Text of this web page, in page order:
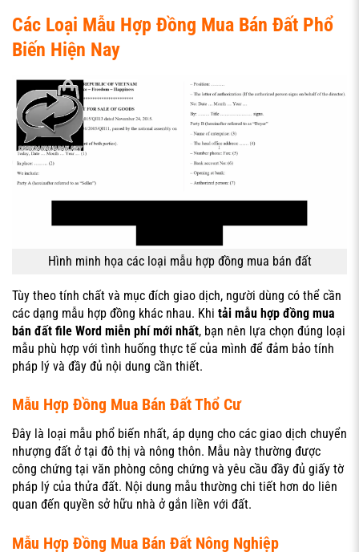
Các Loại Mẫu Hợp Đồng Mua Bán Đất Phổ
Biến Hiện Nay
Hình minh họa các loại mẫu hợp đồng mua bán đất
Tùy theo tính chất và mục đích giao dịch, người dùng có thể cần
các dạng mẫu hợp đồng khác nhau. Khi tải mẫu hợp đồng mua
bán đất file Word miễn phí mới nhất, bạn nên lựa chọn đúng loại
mẫu phù hợp với tình huống thực tế của mình để đảm bảo tính
pháp lý và đầy đủ nội dung cần thiết.
Mẫu Hợp Đồng Mua Bán Đất Thổ Cư
Đây là loại mẫu phổ biến nhất, áp dụng cho các giao dịch chuyển
nhượng đất ở tại đô thị và nông thôn. Mẫu này thường được
công chứng tại văn phòng công chứng và yêu cầu đầy đủ giấy tờ
pháp lý của thửa đất. Nội dung mẫu thường chi tiết hơn do liên
quan đến quyền sở hữu nhà ở gắn liền với đất.
Mẫu Hợp Đồng Mua Bán Đất Nông Nghiệp